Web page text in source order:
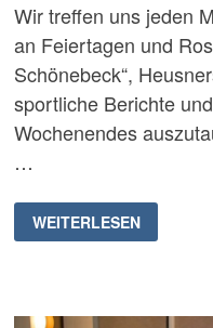
Wir treffen uns jeden
an Feiertagen und
Schönebeck“,
sportliche Berichte
Wochenendes
…
JEDEN
MONTAG:
VEREINSTREFFEN
WEITERLESEN